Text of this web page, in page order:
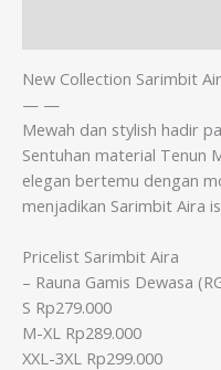
New Collection Sarimbit
— —
Mewah dan stylish hadir
Sentuhan material Tenun
elegan bertemu dengan
menjadikan Sarimbit Aira
Pricelist Sarimbit Aira
– Rauna Gamis Dewasa
S Rp279.000
M-XL Rp289.000
XXL-3XL Rp299.000